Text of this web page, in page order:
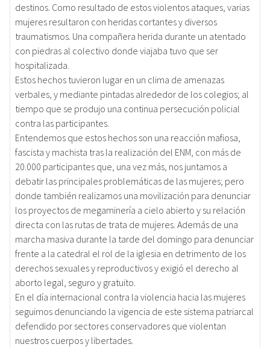
destinos. Como resultado de estos violentos ataques, varias
mujeres resultaron con heridas cortantes y diversos
traumatismos. Una compañera herida durante un atentado
con piedras al colectivo donde viajaba tuvo que ser
hospitalizada.
Estos hechos tuvieron lugar en un clima de amenazas
verbales, y mediante pintadas alrededor de los colegios; al
tiempo que se produjo una continua persecución policial
contra las participantes.
Entendemos que estos hechos son una reacción mafiosa,
fascista y machista tras la realización del ENM, con más de
20.000 participantes que, una vez más, nos juntamos a
debatir las principales problemáticas de las mujeres; pero
donde también realizamos una movilización para denunciar
los proyectos de megaminería a cielo abierto y su relación
directa con las rutas de trata de mujeres. Además de una
marcha masiva durante la tarde del domingo para denunciar
frente a la catedral el rol de la iglesia en detrimento de los
derechos sexuales y reproductivos y exigió el derecho al
aborto legal, seguro y gratuito.
En el día internacional contra la violencia hacia las mujeres
seguimos denunciando la vigencia de este sistema patriarcal
defendido por sectores conservadores que violentan
nuestros cuerpos y libertades.